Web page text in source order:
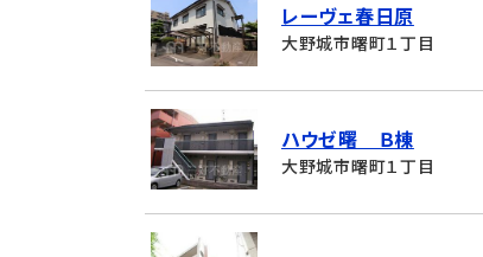
レーヴェ春日原
大野城市曙町１丁目
ハウゼ曙 Ｂ棟
大野城市曙町１丁目